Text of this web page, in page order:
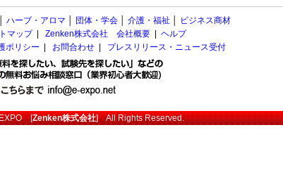
ハーブ・アロマ 団体・学会 介護・福祉
ビジネス商材
マップ| Zenken株式会社 会社概要
ヘルプ
ポリシー お問合わせ プレスリリース・ニュース受付
[Zenken株式会社] All Rights Reserved.